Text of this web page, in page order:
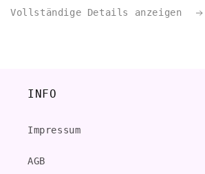
Vollständige Details anzeigen
INFO
Impressum
AGB